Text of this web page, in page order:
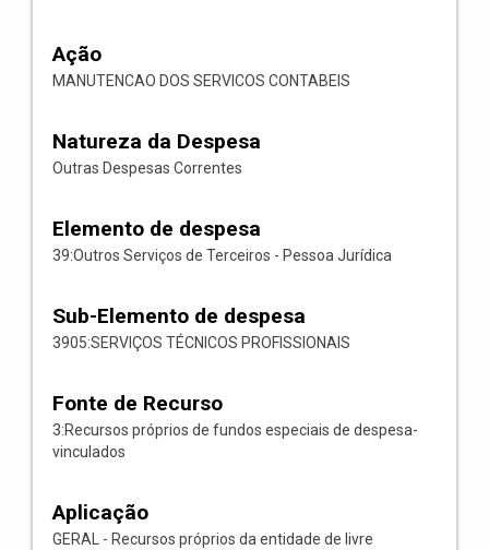
Ação
MANUTENCAO DOS SERVICOS CONTABEIS
Natureza da Despesa
Outras Despesas Correntes
Elemento de despesa
39:Outros Serviços de Terceiros - Pessoa Jurídica
Sub-Elemento de despesa
3905:SERVIÇOS TÉCNICOS PROFISSIONAIS
Fonte de Recurso
3:Recursos próprios de fundos especiais de despesa-
vinculados
Aplicação
GERAL - Recursos próprios da entidade de livre